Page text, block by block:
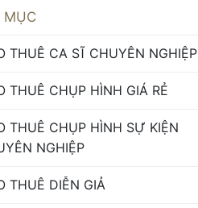
MỤC
THUÊ CA SĨ CHUYÊN NGHIỆP
THUÊ CHỤP HÌNH GIÁ RẺ
THUÊ CHỤP HÌNH SỰ KIỆN
NGHIỆP
THUÊ DIỄN GIẢ